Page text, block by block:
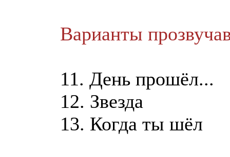
Варианты
11. День прошёл...
12. Звезда
13. Когда ты шёл